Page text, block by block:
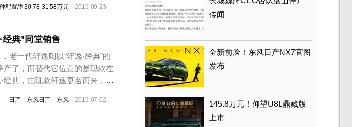
灯同样采用C型LED灯带。新
配置/售30.78-31.58万元 2019-09-23
典”同堂销售
老一代轩逸则以“轩逸·经典”的
产了，而替代它位置的是现款在
经典，由现款轩逸更名而来，全
面，新款轩逸·经典继续搭载
日产 东风日产 东风 2019-07-02
传闻
全新前脸！东风日产NX7官图
发布
145.8万元！仰望U8L鼎藏版
上市